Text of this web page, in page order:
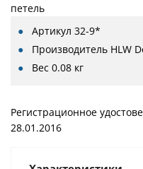
петель
Артикул 32-9*
Производитель HLW
Вес 0.08 кг
Регистрационное
28.01.2016